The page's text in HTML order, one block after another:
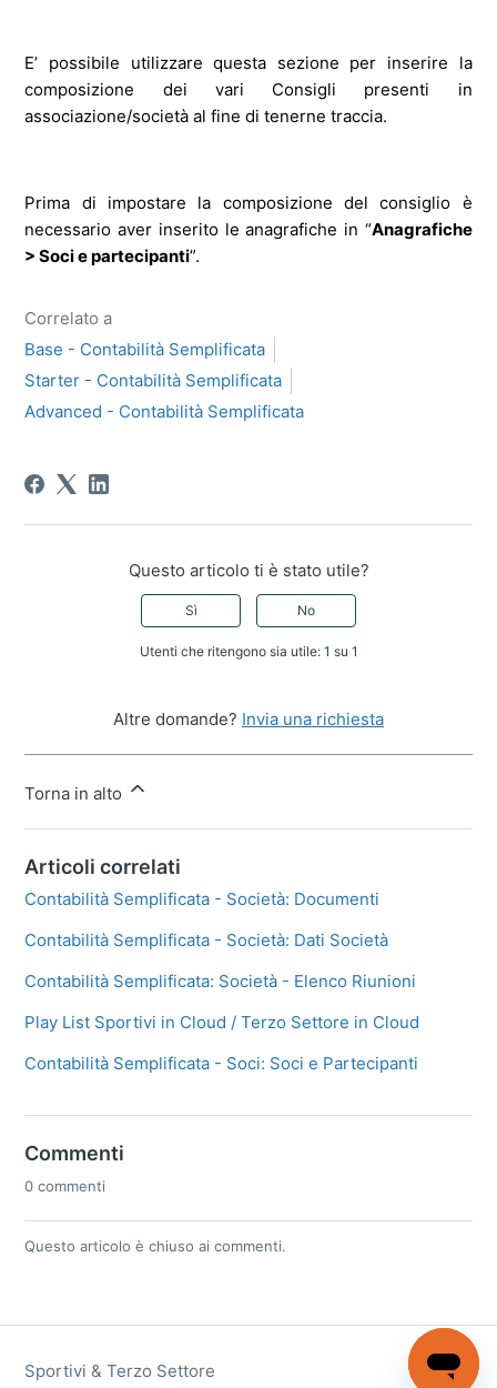
E’ possibile utilizzare questa sezione per inserire la
composizione dei vari Consigli presenti in
associazione/società al fine di tenerne traccia.
Prima di impostare la composizione del consiglio è
necessario aver inserito le anagrafiche in “Anagrafiche
> Soci e partecipanti”.
Correlato a
Base - Contabilità Semplificata
Starter - Contabilità Semplificata
Advanced - Contabilità Semplificata
Questo articolo ti è stato utile?
Sì No
Utenti che ritengono sia utile: 1 su 1
Altre domande? Invia una richiesta
Torna in alto
Articoli correlati
Contabilità Semplificata - Società: Documenti
Contabilità Semplificata - Società: Dati Società
Contabilità Semplificata: Società - Elenco Riunioni
Play List Sportivi in Cloud / Terzo Settore in Cloud
Contabilità Semplificata - Soci: Soci e Partecipanti
Commenti
0 commenti
Questo articolo è chiuso ai commenti.
Sportivi & Terzo Settore